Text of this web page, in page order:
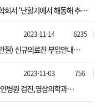
서 ‘난할기에서 해동해 추가
효용성’ 연구 성과 발표
절) 신규의료진 부임안내
2023-11-14 6235
병원 검진,영상의학과
2023-11-03 756